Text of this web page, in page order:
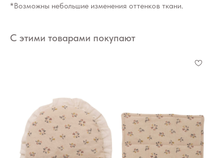
*Возможны небольшие изменения оттенков ткани.
С этими товарами покупают